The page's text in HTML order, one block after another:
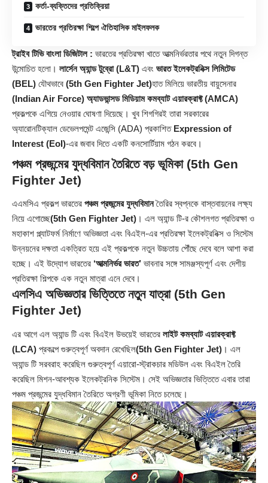
কর্তা-ব্যক্তিদের প্রতিক্রিয়া
ভারতের প্রতিরক্ষা শিল্পে ঐতিহাসিক মাইলফলক
ট্রাইব টিভি বাংলা ডিজিটাল : ভারতের প্রতিরক্ষা খাতে আত্মনির্ভরতার পথে নতুন দিগন্ত
উন্মোচিত হলো। লার্সেন অ্যান্ড টুব্রো (L&T) এবং ভারত ইলেকট্রনিক্স লিমিটেড
(BEL) যৌথভাবে (5th Gen Fighter Jet)হাত মিলিয়ে ভারতীয় বায়ুসেনার
(Indian Air Force) অ্যাডভান্সড মিডিয়াম কমব্যাট এয়ারক্রাফ্ট (AMCA)
প্রকল্পকে এগিয়ে নেওয়ার ঘোষণা দিয়েছে। খুব শিগগিরই তারা সরকারের
অ্যারোনটিক্যাল ডেভেলপমেন্ট এজেন্সি (ADA) প্রকাশিত Expression of
Interest (EoI)-এর জবাব দিতে একটি কনসোর্টিয়াম গঠন করবে।
পঞ্চম প্রজন্মের যুদ্ধবিমান তৈরিতে বড় ভূমিকা (5th Gen
Fighter Jet)
এএমসিএ প্রকল্প ভারতের পঞ্চম প্রজন্মের যুদ্ধবিমানতৈরির স্বপ্নকে বাস্তবায়নের লক্ষ্য
নিয়ে এগোচ্ছে(5th Gen Fighter Jet) । এল অ্যান্ড টি-র কৌশলগত প্রতিরক্ষা ও
মহাকাশ প্ল্যাটফর্ম নির্মাণে অভিজ্ঞতা এবং বিএইল-এর প্রতিরক্ষা ইলেকট্রনিক্স ও সিস্টেম
উন্নয়নের দক্ষতা একত্রিত হয়ে এই প্রকল্পকে নতুন উচ্চতায় পৌঁছে দেবে বলে আশা করা
হচ্ছে। এই উদ্যোগ ভারতের ‘আত্মনির্ভর ভারত’ ভাবনার সঙ্গে সামঞ্জস্যপূর্ণ এবং দেশীয়
প্রতিরক্ষা শিল্পকে এক নতুন মাত্রা এনে দেবে।
এলসিএ অভিজ্ঞতার ভিত্তিতে নতুন যাত্রা (5th Gen
Fighter Jet)
এর আগে এল অ্যান্ড টি এবং বিএইল উভয়েই ভারতের লাইট কমব্যাট এয়ারক্রাফ্ট
(LCA) প্রকল্পে গুরুত্বপূর্ণ অবদান রেখেছিল(5th Gen Fighter Jet) । এল
অ্যান্ড টি সরবরাহ করেছিল গুরুত্বপূর্ণ এয়ারো-স্ট্রাকচার মডিউল এবং বিএইল তৈরি
করেছিল মিশন-আবশ্যক ইলেকট্রনিক সিস্টেম। সেই অভিজ্ঞতার ভিত্তিতে এবার তারা
পঞ্চম প্রজন্মের যুদ্ধবিমান তৈরিতে অগ্রণী ভূমিকা নিতে চলেছে।